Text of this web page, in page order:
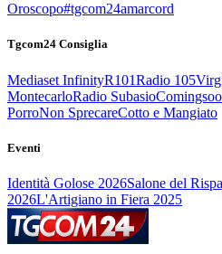
Oroscopo#tgcom24amarcord
Tgcom24 Consiglia
Mediaset InfinityR101Radio 105
MontecarloRadio Subasio
PorroNon SprecareCotto e Mangiato
Eventi
Identità Golose 2026Salone del
2026L'Artigiano in Fiera 2025